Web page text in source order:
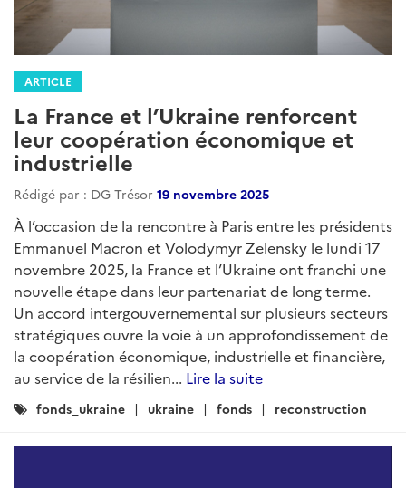
ARTICLE
La France et l’Ukraine renforcent
leur coopération économique et
industrielle
Rédigé par : DG Trésor 19 novembre 2025
À l’occasion de la rencontre à Paris entre les présidents
Emmanuel Macron et Volodymyr Zelensky le lundi 17
novembre 2025, la France et l’Ukraine ont franchi une
nouvelle étape dans leur partenariat de long terme.
Un accord intergouvernemental sur plusieurs secteurs
stratégiques ouvre la voie à un approfondissement de
la coopération économique, industrielle et financière,
au service de la résilien... Lire la suite
Catégories
fonds_ukraine ukraine fonds reconstruction